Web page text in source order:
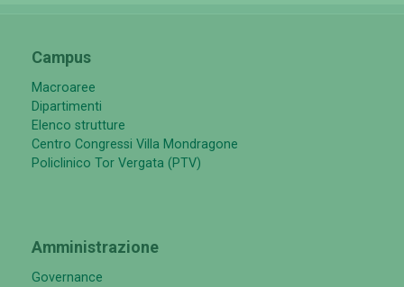
Campus
Macroaree
Dipartimenti
Elenco strutture
Centro Congressi Villa Mondragone
Policlinico Tor Vergata (PTV)
Amministrazione
Governance